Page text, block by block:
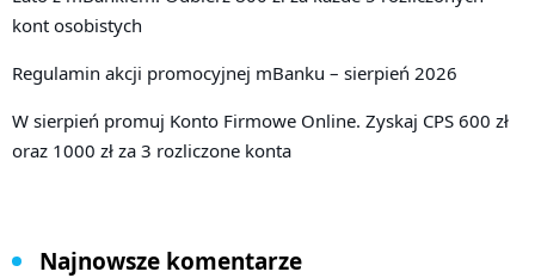
kont osobistych
Regulamin akcji promocyjnej mBanku – sierpień 2026
W sierpień promuj Konto Firmowe Online. Zyskaj CPS 600 zł
oraz 1000 zł za 3 rozliczone konta
Najnowsze komentarze